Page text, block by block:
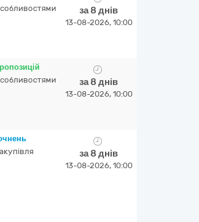
за 8 днів
13-08-2026, 10:00
за 8 днів
13-08-2026, 10:00
за 8 днів
13-08-2026, 10:00